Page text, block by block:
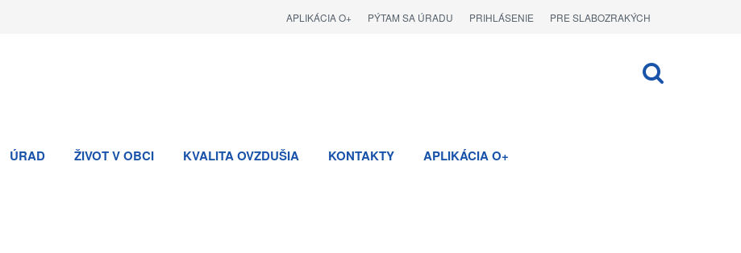
PRE SLABOZRAKÝCH
PRIHLÁSENIE
PÝTAM SA ÚRADU
APLIKÁCIA O+
ÚRAD ŽIVOT V OBCI KVALITA OVZDUŠIA KONTAKTY APLIKÁCIA O+